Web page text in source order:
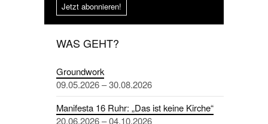
Jetzt abonnieren!
WAS GEHT?
Groundwork
09.05.2026 – 30.08.2026
Manifesta 16 Ruhr: „Das ist keine Kirche“
20.06.2026 – 04.10.2026